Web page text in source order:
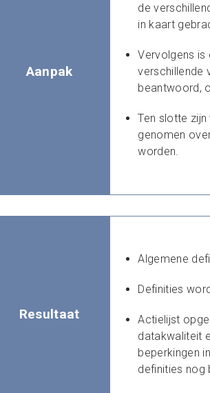
Aanpak
de
in kaart
Vervolgens is
verschillende
beantwoord,
Ten slotte
genomen
worden.
Resultaat
Algemene
Definities
Actielijst
datakwaliteit
beperkingen
definities nog